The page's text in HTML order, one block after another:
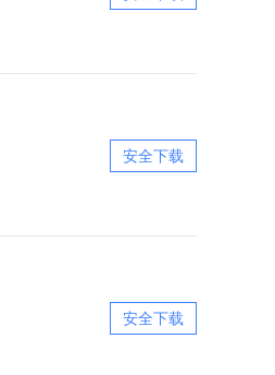
安全下载
安全下载